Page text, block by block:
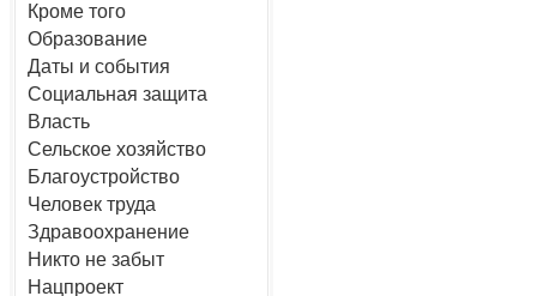
Кроме того
Образование
Даты и события
Социальная защита
Власть
Сельское хозяйство
Благоустройство
Человек труда
Здравоохранение
Никто не забыт
Нацпроект